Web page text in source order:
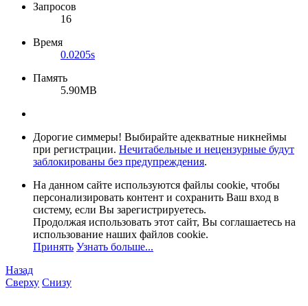
Запросов
16
Время
0.0205s
Память
5.90MB
Дорогие симмеры! Выбирайте адекватные никнеймы
при регистрации. Нечитабельные и нецензурные будут
заблокированы без предупреждения.
На данном сайте используются файлы cookie, чтобы
персонализировать контент и сохранить Ваш вход в
систему, если Вы зарегистрируетесь.
Продолжая использовать этот сайт, Вы соглашаетесь на
использование наших файлов cookie.
Принять Узнать больше...
Назад
Сверху Снизу